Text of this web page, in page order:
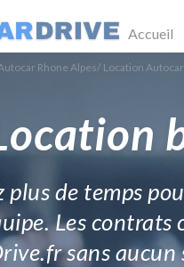
Accueil
Rhone Alpes/ Location
plus de temps
Les contrats
sans aucun